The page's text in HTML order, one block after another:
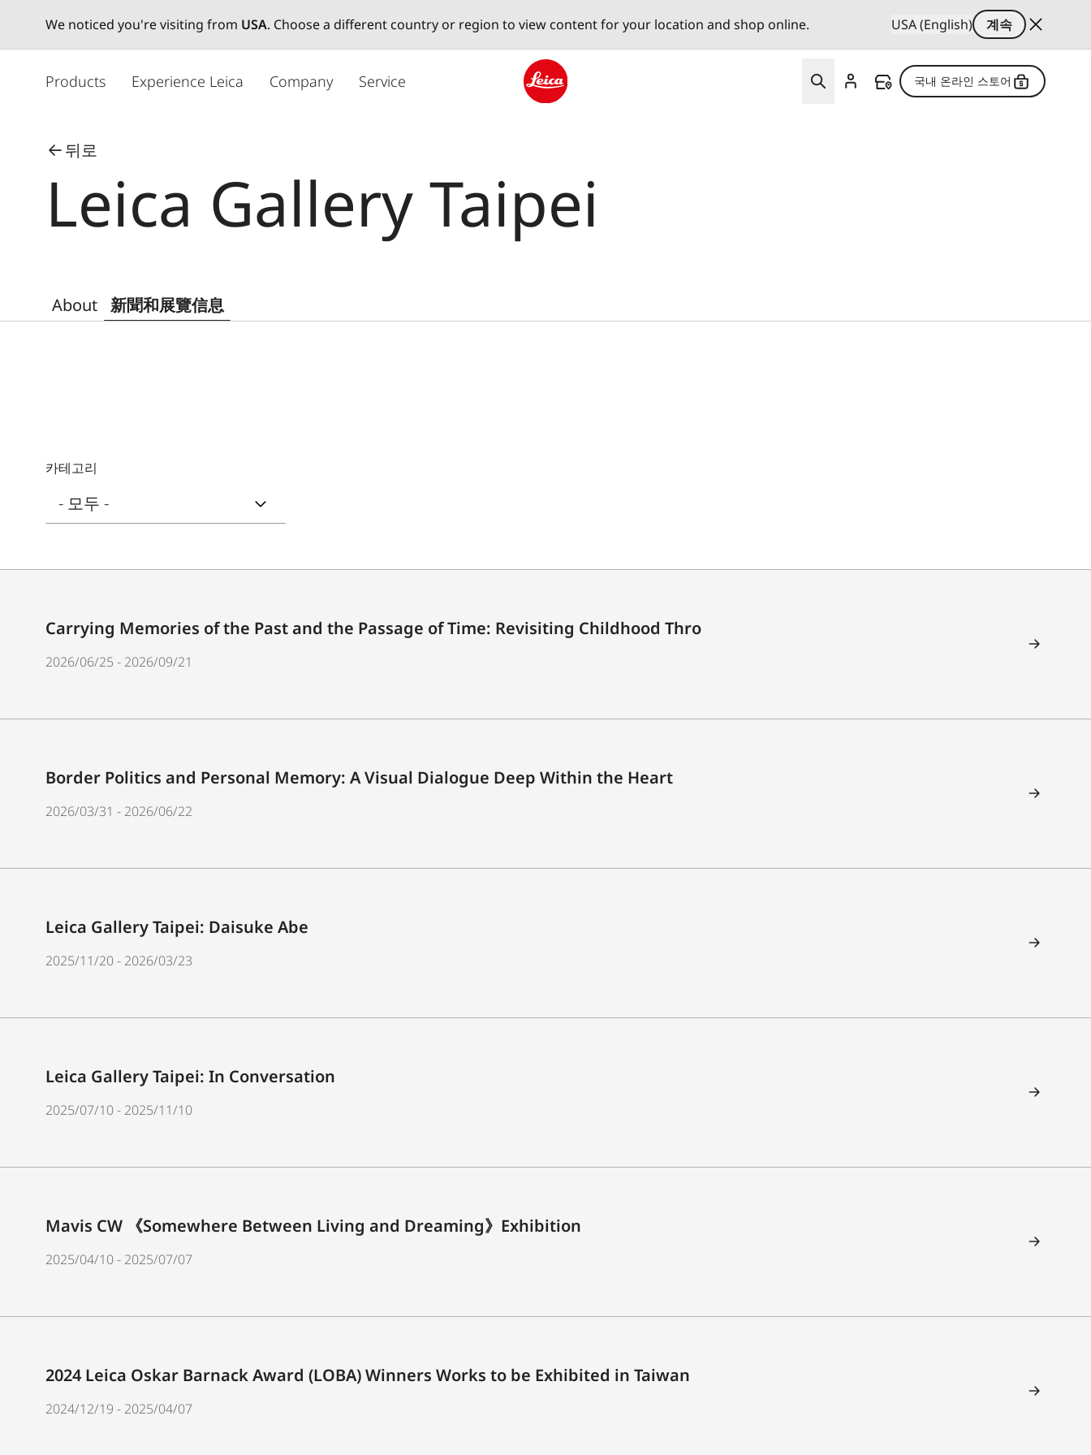
We noticed you're visiting from USA. Choose a different country or region to view content for your location and shop online. USA (English)
계속
Products Experience Leica Company Service 국내 온라인 스토어
뒤로
Leica Gallery Taipei
About 新聞和展覽信息
카테고리
Carrying Memories of the Past and the Passage of Time: Revisiting Childhood Thro
2026/06/25 - 2026/09/21
Border Politics and Personal Memory: A Visual Dialogue Deep Within the Heart
2026/03/31 - 2026/06/22
Leica Gallery Taipei: Daisuke Abe
2025/11/20 - 2026/03/23
Leica Gallery Taipei: In Conversation
2025/07/10 - 2025/11/10
Mavis CW 《Somewhere Between Living and Dreaming》Exhibition
2025/04/10 - 2025/07/07
2024 Leica Oskar Barnack Award (LOBA) Winners Works to be Exhibited in Taiwan
2024/12/19 - 2025/04/07